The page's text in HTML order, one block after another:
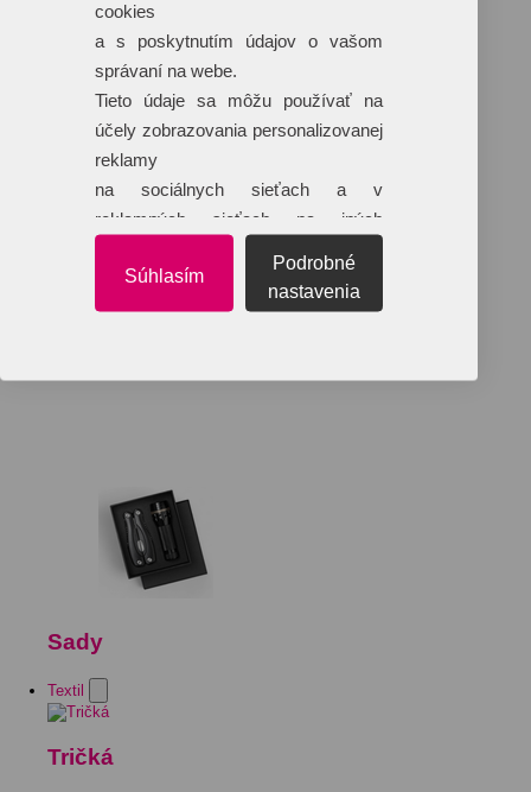
Sady
Textil
Tričká
cookies
a s poskytnutím údajov o vašom
správaní na webe.
Tieto údaje sa môžu používať na
účely zobrazovania personalizovanej
reklamy
na sociálnych sieťach a v
reklamných sieťach na iných
Súhlasím
Podrobné
nastavenia